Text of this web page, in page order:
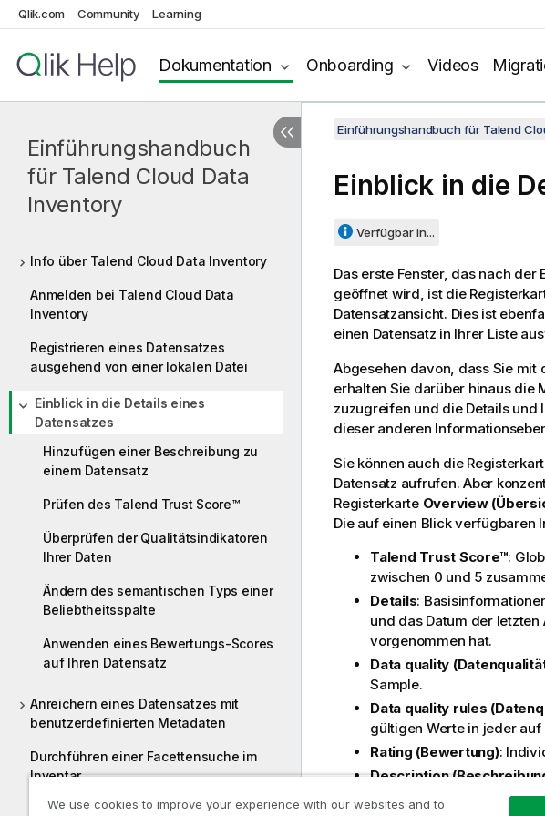
Qlik.com Community Learning
Dokumentation Onboarding Videos
Einführungshandbuch
für Talend Cloud Data
Inventory
Info über Talend Cloud Data Inventory
Anmelden bei Talend Cloud Data
Inventory
Registrieren eines Datensatzes
ausgehend von einer lokalen Datei
Einblick in die Details eines
Datensatzes
Hinzufügen einer Beschreibung zu
einem Datensatz
Prüfen des Talend Trust Score™
Überprüfen der Qualitätsindikatoren
Ihrer Daten
Ändern des semantischen Typs einer
Beliebtheitsspalte
Anwenden eines Bewertungs-Scores
auf Ihren Datensatz
Anreichern eines Datensatzes mit
benutzerdefinierten Metadaten
Durchführen einer Facettensuche im
Inventar
Wie geht es weiter?
Einführungshandbuch für Talend
Einblick in die
Verfügbar in...
Das erste Fenster, das nach der
geöffnet wird, ist die
Datensatzansicht. Dies ist
einen Datensatz in Ihrer Liste
Abgesehen davon, dass Sie mit
erhalten Sie darüber hinaus die
zuzugreifen und die Details und
dieser anderen
Sie können auch die
Datensatz aufrufen. Aber
Registerkarte Overview
Die auf einen Blick verfügbaren
Talend Trust Score™:
zwischen 0 und 5
Details:
und das Datum der
vorgenommen hat.
Data quality
Sample.
Data quality rules
gültigen Werte in jeder
Rating (Bewertung):
Description
um Kontextinformationen
We use cookies to improve your experience with our websites and to